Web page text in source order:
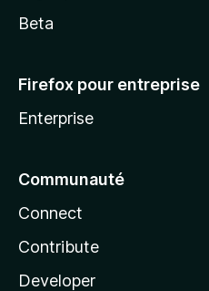
Beta
Firefox pour entreprise
Enterprise
Communauté
Connect
Contribute
Developer